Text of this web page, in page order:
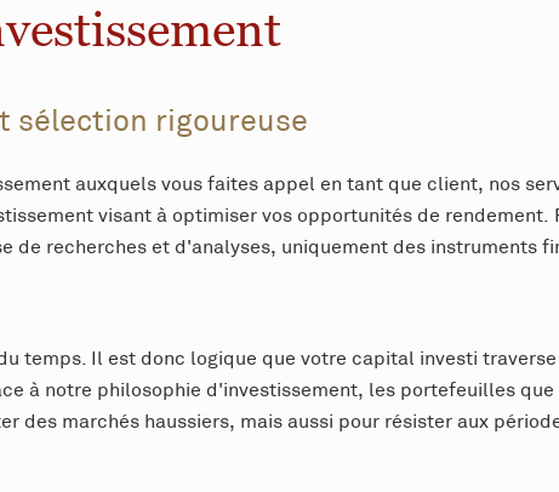
sélection rigoureuse
auxquels vous faites appel en tant que client, nos
visant à optimiser vos opportunités de rendement.
de recherches et d'analyses, uniquement des instruments
temps. Il est donc logique que votre capital investi
à notre philosophie d'investissement, les portefeuilles que
des marchés haussiers, mais aussi pour résister aux